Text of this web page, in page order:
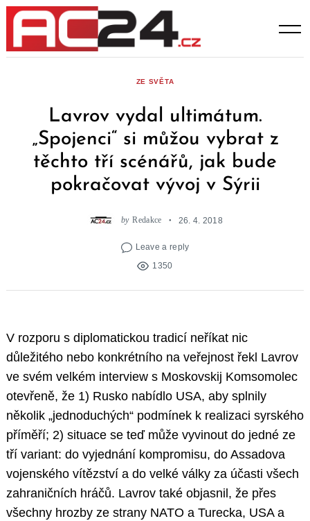
Skip
content
ZE SVĚTA
Lavrov vydal ultimátum.
„Spojenci“ si můžou vybrat z
těchto tří scénářů, jak bude
pokračovat vývoj v Sýrii
by Redakce 26. 4. 2018
Leave a reply
1350
V rozporu s diplomatickou tradicí neříkat nic
důležitého nebo konkrétního na veřejnost řekl Lavrov
ve svém velkém interview s Moskovskij Komsomolec
otevřeně, že 1) Rusko nabídlo USA, aby splnily
několik „jednoduchých“ podmínek k realizaci syrského
příměří; 2) situace se teď může vyvinout do jedné ze
tří variant: do vyjednání kompromisu, do Assadova
vojenského vítězství a do velké války za účasti všech
zahraničních hráčů. Lavrov také objasnil, že přes
všechny hrozby ze strany NATO a Turecka, USA a